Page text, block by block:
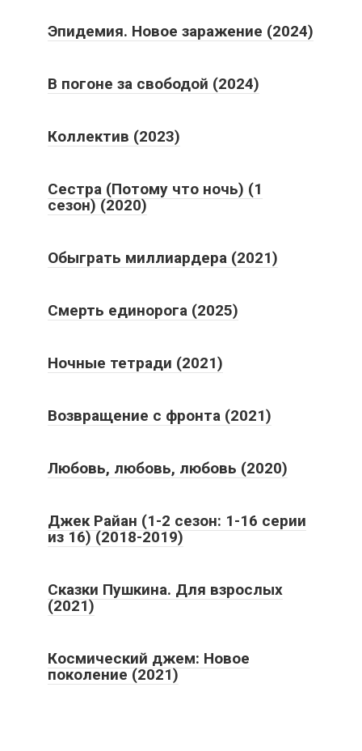
Эпидемия. Новое заражение (2024)
В погоне за свободой (2024)
Коллектив (2023)
Сестра (Потому что ночь) (1
сезон) (2020)
Обыграть миллиардера (2021)
Смерть единорога (2025)
Ночные тетради (2021)
Возвращение с фронта (2021)
Любовь, любовь, любовь (2020)
Джек Райан (1-2 сезон: 1-16 серии
из 16) (2018-2019)
Сказки Пушкина. Для взрослых
(2021)
Космический джем: Новое
поколение (2021)